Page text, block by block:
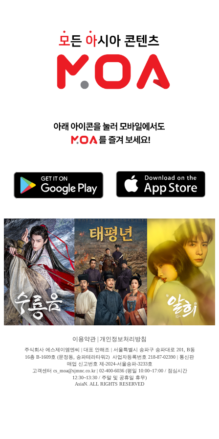
이용약관 개인정보처리방침
주식회사 에스제이엠엔씨 | 대표 안해조 | 서울특별시 송파구 송파대로 201, B동
16층 B-1609호 (문정동, 송파테라타워2) 사업자등록번호 218-87-02390 | 통신판
매업 신고번호 제-2024-서울송파-3233호
고객센터 cs_moa@sjmnc.co.kr | 02-400-6036 (평일 10:00~17:00 / 점심시간
12:30~13:30 / 주말 및 공휴일 휴무)
AsiaN. ALL RIGHTS RESERVED